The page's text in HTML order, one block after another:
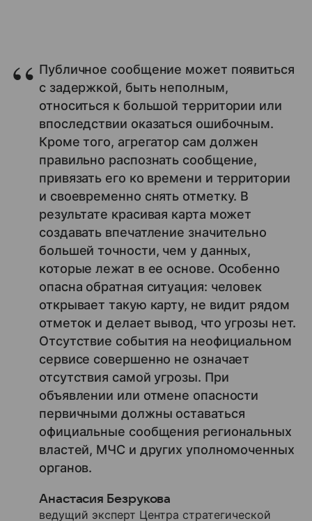
Публичное сообщение может появиться
с задержкой, быть неполным,
относиться к большой территории или
впоследствии оказаться ошибочным.
Кроме того, агрегатор сам должен
правильно распознать сообщение,
привязать его ко времени и территории
и своевременно снять отметку. В
результате красивая карта может
создавать впечатление значительно
большей точности, чем у данных,
которые лежат в ее основе. Особенно
опасна обратная ситуация: человек
открывает такую карту, не видит рядом
отметок и делает вывод, что угрозы нет.
Отсутствие события на неофициальном
сервисе совершенно не означает
отсутствия самой угрозы. При
объявлении или отмене опасности
первичными должны оставаться
официальные сообщения региональных
властей, МЧС и других уполномоченных
органов.
Анастасия Безрукова
ведущий эксперт Центра стратегической